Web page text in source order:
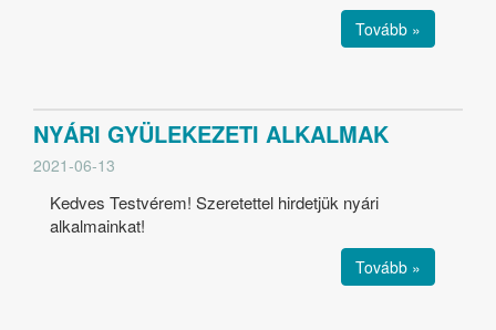
Tovább »
NYÁRI GYÜLEKEZETI ALKALMAK
2021-06-13
Kedves Testvérem! Szeretettel hirdetjük nyári
alkalmainkat!
Tovább »